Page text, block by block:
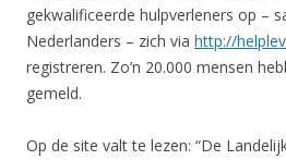
gekwalificeerde hulpverleners op –
Nederlanders – zich via http://
registreren. Zo’n 20.000 mensen
gemeld.
Op de site valt te lezen: “De